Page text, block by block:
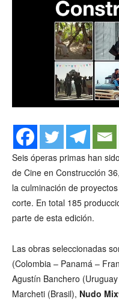
Seis óperas primas han
de Cine en Construcción
la culminación de
corte. En total 185
parte de esta edición.
Las obras seleccionadas
(Colombia – Panamá –
Agustín Banchero
Marcheti (Brasil), Nudo